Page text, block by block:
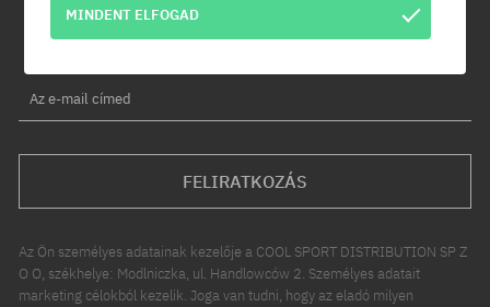
Ráadásul kapsz egy -5% kedvezménykódot az egész
Az e-mail címed
FELIRATKOZÁS
Az Ön személyes adatainak kezelője a COOL SPORT DISTRIBUTION SP Z
O O, székhelye: Modlniczka, ul. Handlowców 2. Személyes adatait
marketing célokból kezelik. Joga van tudni, hogy az eladó milyen
MINDENT ELFOGAD